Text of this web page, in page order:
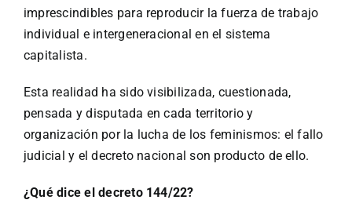
imprescindibles para reproducir la fuerza de trabajo
individual e intergeneracional en el sistema
capitalista.
Esta realidad ha sido visibilizada, cuestionada,
pensada y disputada en cada territorio y
organización por la lucha de los feminismos: el fallo
judicial y el decreto nacional son producto de ello.
¿Qué dice el decreto 144/22?